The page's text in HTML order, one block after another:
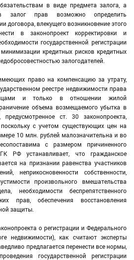
в виде предмета залога, а
залог прав возможно определить
договора, влекущего возникновение этого
в законопроект корректировки и
государственной регистрации
кредитных рисков кредитных
залогодателей.
право на компенсацию за утрату,
реестре недвижимости права
и только в отношении жилой
объема возмещаемого убытка в
ст. 30 законопроекта,
с учетом существующих цен на
10 млн. рублей малозначительна и во
с размером причиненного
устанавливает, что гражданское
на признании равенства участников
неприкосновенности собственности,
произвольного вмешательства
необходимости беспрепятственного
прав, обеспечения восстановления
защиты.
о регистрации и Федерального
недвижимости), как считают эксперты
предлагается перенести все нормы,
государственной регистрации